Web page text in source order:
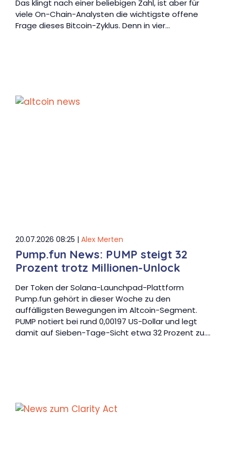
Das klingt nach einer beliebigen Zahl, ist aber für
viele On-Chain-Analysten die wichtigste offene
Frage dieses Bitcoin-Zyklus. Denn in vier…
20.07.2026 08:25 | Alex Merten
Pump.fun News: PUMP steigt 32
Prozent trotz Millionen-Unlock
Der Token der Solana-Launchpad-Plattform
Pump.fun gehört in dieser Woche zu den
auffälligsten Bewegungen im Altcoin-Segment.
PUMP notiert bei rund 0,00197 US-Dollar und legt
damit auf Sieben-Tage-Sicht etwa 32 Prozent zu.…